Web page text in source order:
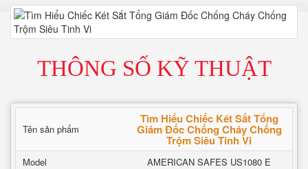
THÔNG SỐ KỸ THUẬT
Tên sản phẩm
Tìm Hiểu Chiếc Két Sắt Tổng
Giám Đốc Chống Cháy Chống
Trộm Siêu Tinh Vi
Model
AMERICAN SAFES US1080 E